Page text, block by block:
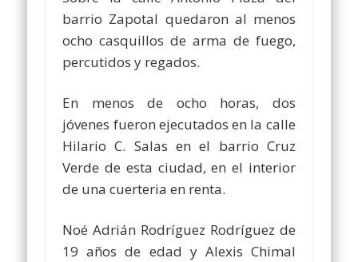
barrio Zapotal quedaron al menos
ocho casquillos de arma de fuego,
percutidos y regados.
En menos de ocho horas, dos
jóvenes fueron ejecutados en la calle
Hilario C. Salas en el barrio Cruz
Verde de esta ciudad, en el interior
de una cuerteria en renta.
Noé Adrián Rodríguez Rodríguez de
19 años de edad y Alexis Chimal